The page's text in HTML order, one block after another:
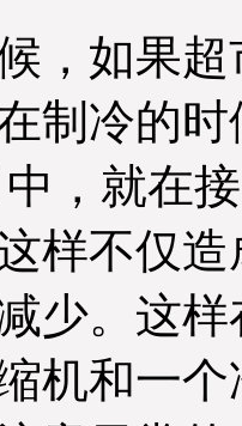
，如果
制冷的
，就在
样不仅
少。这
机和一